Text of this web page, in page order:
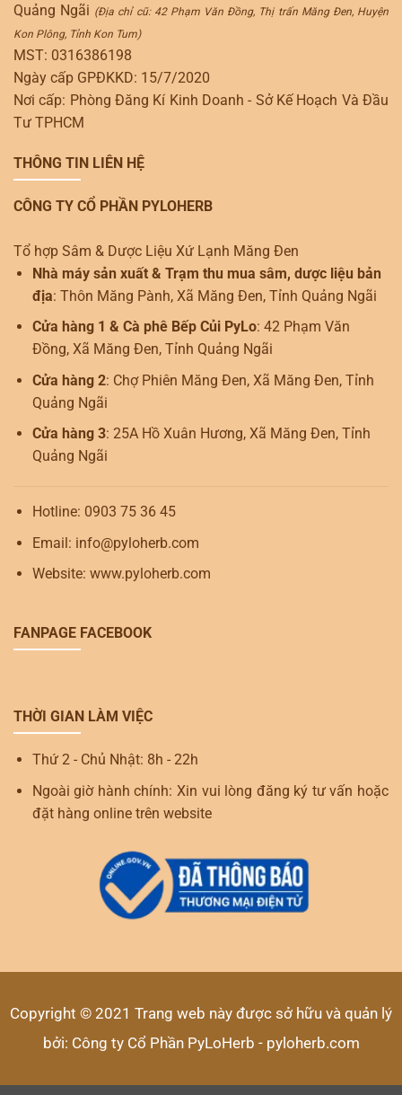
Quảng Ngãi (Địa chỉ cũ: 42 Phạm Văn Đồng, Thị trấn Măng Đen, Huyện
Kon Plông, Tỉnh Kon Tum)
MST: 0316386198
Ngày cấp GPĐKKD: 15/7/2020
Nơi cấp: Phòng Đăng Kí Kinh Doanh - Sở Kế Hoạch Và Đầu
Tư TPHCM
THÔNG TIN LIÊN HỆ
CÔNG TY CỔ PHẦN PYLOHERB
Tổ hợp Sâm & Dược Liệu Xứ Lạnh Măng Đen
Nhà máy sản xuất & Trạm thu mua sâm, dược liệu bản
địa: Thôn Măng Pành, Xã Măng Đen, Tỉnh Quảng Ngãi
Cửa hàng 1 & Cà phê Bếp Củi PyLo: 42 Phạm Văn
Đồng, Xã Măng Đen, Tỉnh Quảng Ngãi
Cửa hàng 2: Chợ Phiên Măng Đen, Xã Măng Đen, Tỉnh
Quảng Ngãi
Cửa hàng 3: 25A Hồ Xuân Hương, Xã Măng Đen, Tỉnh
Quảng Ngãi
Hotline: 0903 75 36 45
Email: info@pyloherb.com
Website: www.pyloherb.com
FANPAGE FACEBOOK
THỜI GIAN LÀM VIỆC
Thứ 2 - Chủ Nhật: 8h - 22h
Ngoài giờ hành chính: Xin vui lòng đăng ký tư vấn hoặc
đặt hàng online trên website
Copyright © 2021 Trang web này được sở hữu và quản lý
bởi: Công ty Cổ Phần PyLoHerb - pyloherb.com